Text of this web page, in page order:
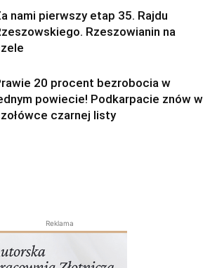
nami pierwszy etap 35. Rajdu
Rzeszowianin na
20 procent bezrobocia w
powiecie! Podkarpacie znów w
czarnej listy
Reklama